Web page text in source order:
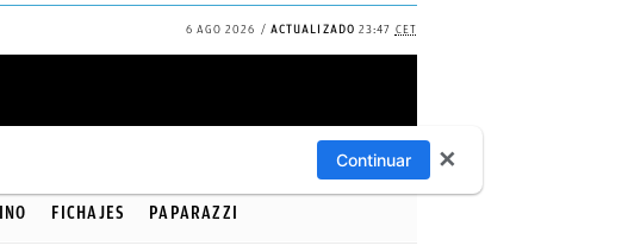
6 AGO 2026 ACTUALIZADO 23:47 CET
FICHAJES PAPARAZZI
Continuar ✕